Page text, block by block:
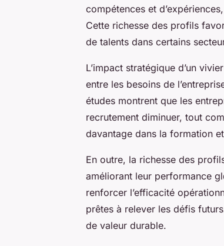
compétences et
Cette richesse des profils
de talents dans certains
L’impact stratégique d’un
entre les besoins de
études montrent que les
recrutement diminuer, tout
davantage dans la formation
En outre, la richesse des
améliorant leur performance
renforcer l’efficacité
prêtes à relever les défis
de valeur durable.